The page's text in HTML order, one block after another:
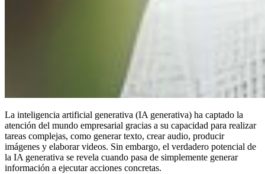
La inteligencia artificial generativa (IA generativa) ha captado la
atención del mundo empresarial gracias a su capacidad para realizar
tareas complejas, como generar texto, crear audio, producir
imágenes y elaborar videos. Sin embargo, el verdadero potencial de
la IA generativa se revela cuando pasa de simplemente generar
información a ejecutar acciones concretas.